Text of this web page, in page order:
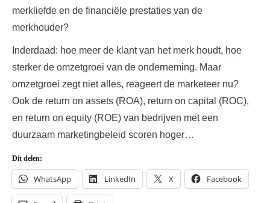
merkliefde en de financiële prestaties van de
merkhouder?
Inderdaad: hoe meer de klant van het merk houdt, hoe
sterker de omzetgroei van de onderneming. Maar
omzetgroei zegt niet alles, reageert de marketeer nu?
Ook de return on assets (ROA), return on capital (ROC),
en return on equity (ROE) van bedrijven met een
duurzaam marketingbeleid scoren hoger…
Dit delen:
WhatsApp LinkedIn X Facebook